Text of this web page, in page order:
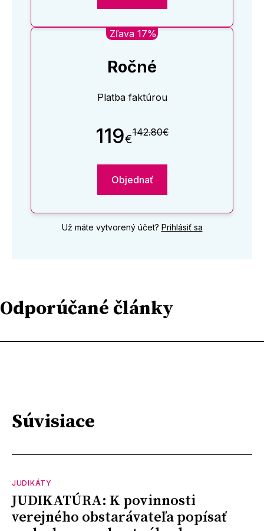
Zľava 17%
Ročné
Platba faktúrou
119€142.80€
Objednať
Už máte vytvorený účet? Prihlásiť sa
Odporúčané články
Súvisiace
JUDIKÁTY
JUDIKATÚRA: K povinnosti
verejného obstarávateľa popísať